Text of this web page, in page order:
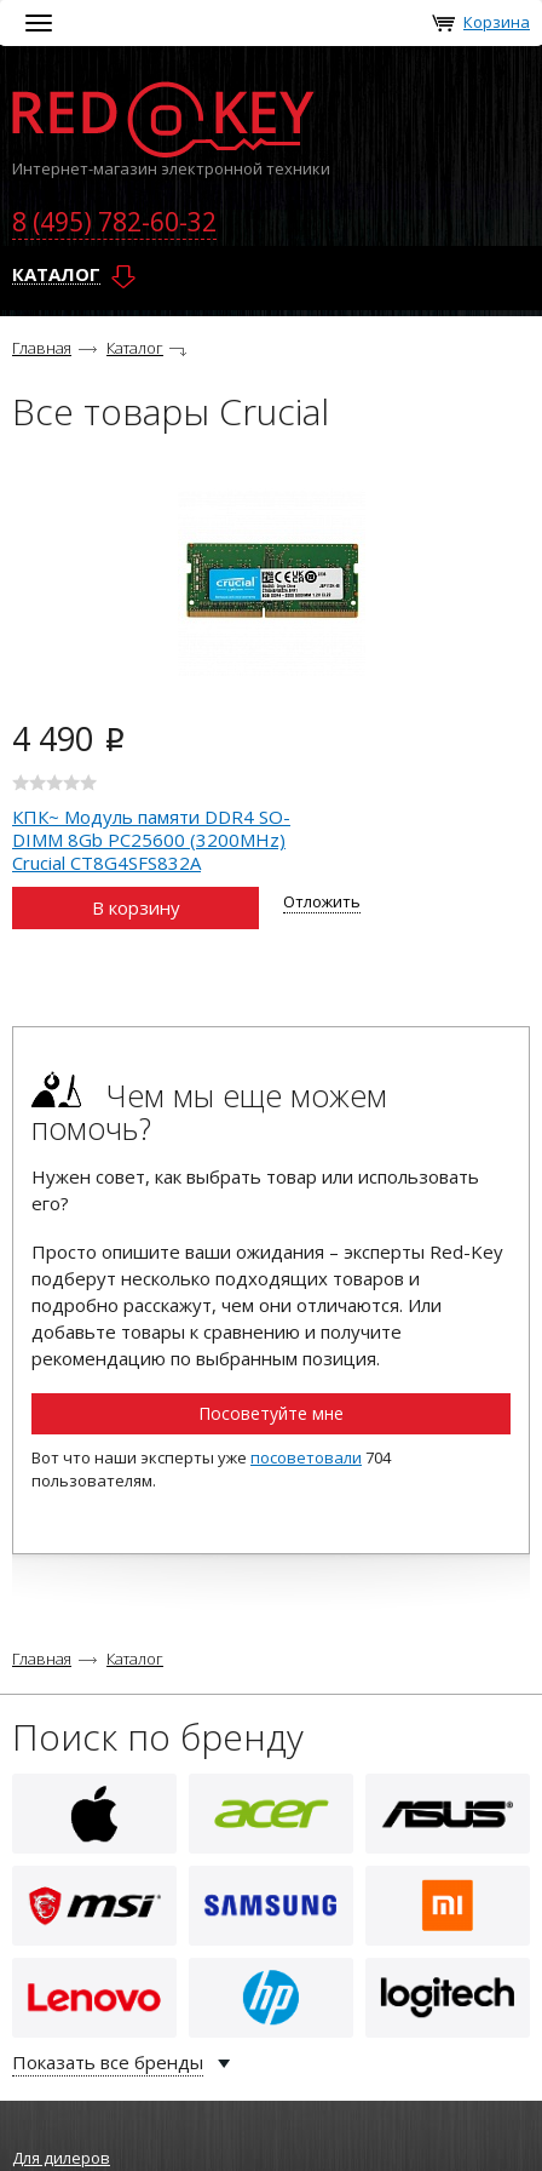
Toggle
navigation
Корзина
Интернет-магазин электронной техники
8 (495) 782-60-32
КАТАЛОГ
Главная Каталог
Все товары Crucial
4 490 i
КПК~ Модуль памяти DDR4 SO-
DIMM 8Gb PC25600 (3200MHz)
Crucial CT8G4SFS832A
В корзину
Отложить
Чем мы еще можем
помочь?
Нужен совет, как выбрать товар или использовать
его?
Просто опишите ваши ожидания – эксперты Red-Key
подберут несколько подходящих товаров и
подробно расскажут, чем они отличаются. Или
добавьте товары к сравнению и получите
рекомендацию по выбранным позиция.
Посоветуйте мне
Вот что наши эксперты уже посоветовали 704
пользователям.
Главная Каталог
Поиск по бренду
Показать все бренды
Для дилеров